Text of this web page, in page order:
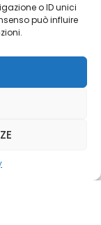
o ID unici
può influire